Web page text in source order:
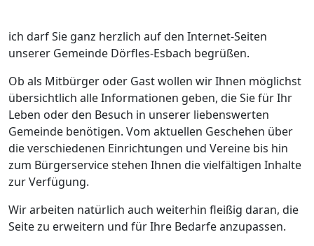
ich darf Sie ganz herzlich auf den Internet-Seiten
unserer Gemeinde Dörfles-Esbach begrüßen.
Ob als Mitbürger oder Gast wollen wir Ihnen möglichst
übersichtlich alle Informationen geben, die Sie für Ihr
Leben oder den Besuch in unserer liebenswerten
Gemeinde benötigen. Vom aktuellen Geschehen über
die verschiedenen Einrichtungen und Vereine bis hin
zum Bürgerservice stehen Ihnen die vielfältigen Inhalte
zur Verfügung.
Wir arbeiten natürlich auch weiterhin fleißig daran, die
Seite zu erweitern und für Ihre Bedarfe anzupassen.